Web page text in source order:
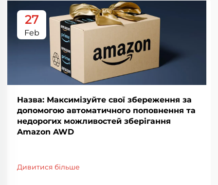
27
Feb
Назва: Максимізуйте свої збереження за
допомогою автоматичного поповнення та
недорогих можливостей зберігання
Amazon AWD
Дивитися більше